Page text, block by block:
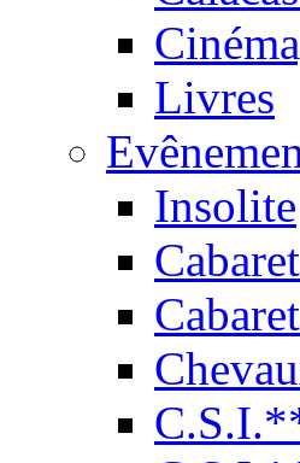
Livres
Insolite